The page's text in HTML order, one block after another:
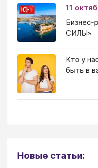
11
Бизнес-
СИЛЫ»
Кто у
быть в
Новые статьи: